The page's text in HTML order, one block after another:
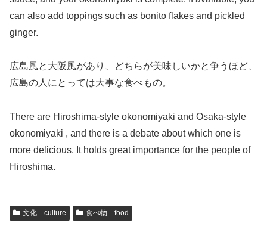
can also add toppings such as bonito flakes and pickled
ginger.
広島風と大阪風があり、どちらが美味しいかと争うほど、
広島の人にとっては大事な食べもの。
There are Hiroshima-style okonomiyaki and Osaka-style
okonomiyaki , and there is a debate about which one is
more delicious. It holds great importance for the people of
Hiroshima.
文化 culture 食べ物 food